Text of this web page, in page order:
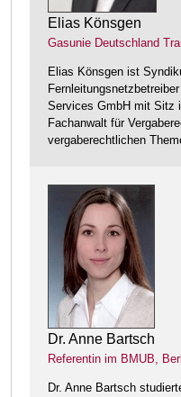
Elias Könsgen
Gasunie Deutschland
Elias Könsgen ist
Services GmbH mit Sitz
Fachanwalt für
vergaberechtlichen
Dr. Anne Bartsch
Referentin im BMUB,
Dr. Anne Bartsch